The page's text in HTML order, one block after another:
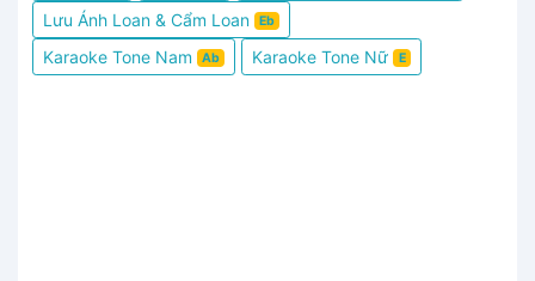
Lưu Ánh Loan & Cẩm Loan Eb
Karaoke Tone Nam Ab Karaoke Tone Nữ E